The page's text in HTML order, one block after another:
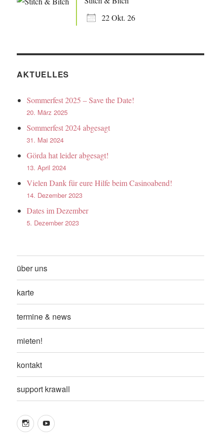
22 Okt. 26
AKTUELLES
Sommerfest 2025 – Save the Date!
20. März 2025
Sommerfest 2024 abgesagt
31. Mai 2024
Görda hat leider abgesagt!
13. April 2024
Vielen Dank für eure Hilfe beim Casinoabend!
14. Dezember 2023
Dates im Dezember
5. Dezember 2023
über uns
karte
termine & news
mieten!
kontakt
support krawall
instagramyoutube